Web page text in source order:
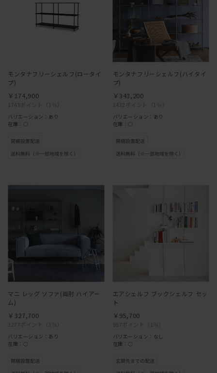
モンタナフリーシェルフ(ロータイ
プ)
1749ポイント （1％）
￥174,900
バリエーション：あり
在庫：○
モンタナフリーシェルフ(ハイタイ
プ)
3432ポイント （1％）
￥343,200
バリエーション：あり
在庫：○
マニ レッグ ソファ(両肘 ハイアー
ム)
3277ポイント （1％）
￥327,700
バリエーション：あり
在庫：○
エアシェルフ ブックシェルフ セッ
ト
957ポイント （1％）
￥95,700
バリエーション：なし
在庫：○